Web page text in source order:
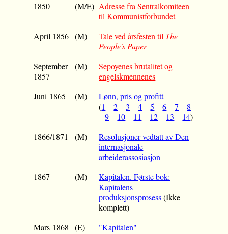
1850
(M/E) Adresse fra Sentralkomiteen
til Kommunistforbundet
April 1856 (M) Tale ved årsfesten til The
People's Paper
September
1857
(M)
Sepoyenes brutalitet og
engelskmennenes
Juni 1865
(M)
Lønn, pris og profitt
(1 –2–3 –4–5 –6–7 – 8
–9– 10– 11 – 12– 13 – 14)
1866/1871
(M)
Resolusjoner vedtatt av Den
internasjonale
arbeiderassosiasjon
1867
(M)
Kapitalen. Første bok:
Kapitalens
produksjonsprosess(Ikke
komplett)
Mars 1868
(E)
"Kapitalen"